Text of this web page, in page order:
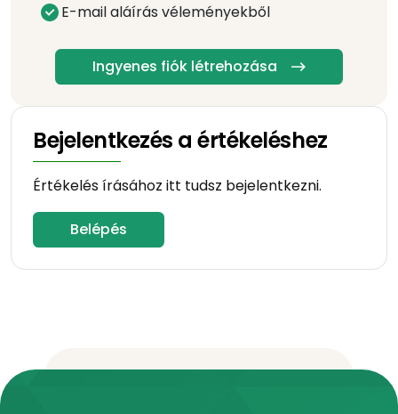
E-mail aláírás véleményekből
Ingyenes fiók létrehozása
Bejelentkezés a értékeléshez
Értékelés írásához itt tudsz bejelentkezni.
Belépés